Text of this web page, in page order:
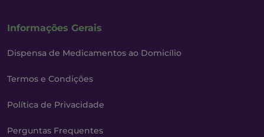
Informações Gerais
Dispensa de Medicamentos ao Domicílio
Termos e Condições
Política de Privacidade
Perguntas Frequentes